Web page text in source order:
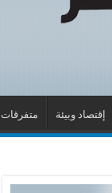
إقتصاد وبيئة متفرقات